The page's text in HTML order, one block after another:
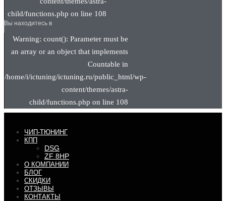
child/functions.php on line 108
Вы находитесь в
Warning: count(): Parameter must be
an array or an object that implements
Countable in
/home/i/ictuning/ictuning.ru/public_html/wp-
content/themes/astra-
child/functions.php on line 108
ЧИП-ТЮНИНГ
КПП
DSG
ZF 8HP
О КОМПАНИИ
БЛОГ
СКИДКИ
ОТЗЫВЫ
КОНТАКТЫ